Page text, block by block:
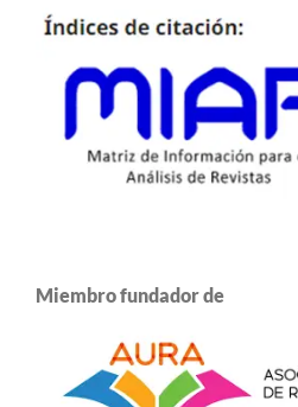
Miembro fundador de